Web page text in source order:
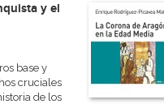
y el
base y
cruciales
de los